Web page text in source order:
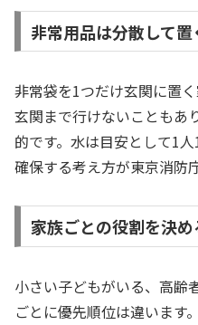
非常用品は分散して置
非常袋を1つだけ玄関に置
玄関まで行けないこともあ
的です。水は目安として1
確保する考え方が東京消防
家族ごとの役割を決め
小さい子どもがいる、高齢
ごとに優先順位は違います